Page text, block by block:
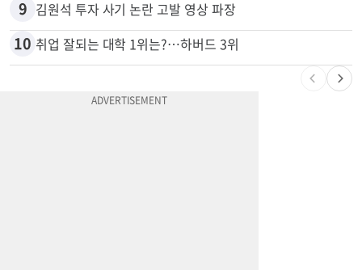
8 변호사시험 중 심정지 온 한인, 뉴욕주 제소
9 김원석 투자 사기 논란 고발 영상 파장